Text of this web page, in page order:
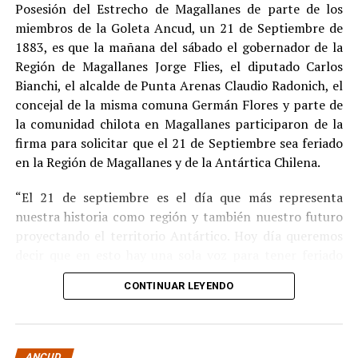
Indemnización a la víctima y nueva investigación
por ocultamiento de bienes
En el ámbito civil, elJuzgado de Letras de Castrodictó
enseptiembre de 2023una sentencia que obliga a
Pedro Montecinos apagar una indemnización total de
$120 millonespor concepto de daño moral:
$80 millonesa favor de la víctima.
$40 millonesa favor de su madre.
Sin embargo, la Fiscalía abrió una nueva línea
transferencia de bienes
ejecución del fallo.
Posesión del Estrecho de Magallanes de parte de los
miembros de la Goleta Ancud, un 21 de Septiembre de
1883, es que la mañana del sábado el gobernador de la
Región de Magallanes Jorge Flies, el diputado Carlos
Bianchi, el alcalde de Punta Arenas Claudio Radonich, el
concejal de la misma comuna Germán Flores y parte de
la comunidad chilota en Magallanes participaron de la
firma para solicitar que el 21 de Septiembre sea feriado
en la Región de Magallanes y de la Antártica Chilena.
“El 21 de septiembre es el día que más representa
nuestra historia como región y también nuestro futuro
proyectando el territorio Antártico. Hoy día queremos
este día por los primeros chilotes que llegaron en la
Goleta Ancud y por los que han hecho a Magallanes lo
En tanto, Bianchi señaló que “esto es reconocer la gesta
CONTINUAR LEYENDO